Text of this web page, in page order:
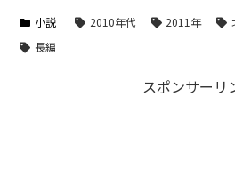
小説 2010年代 2011年
長編
スポンサーリ